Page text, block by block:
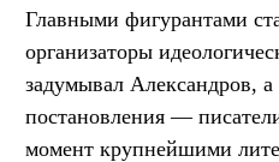
Главными фигурантами
организаторы
задумывал Александров, а
постановления —
момент крупнейшими